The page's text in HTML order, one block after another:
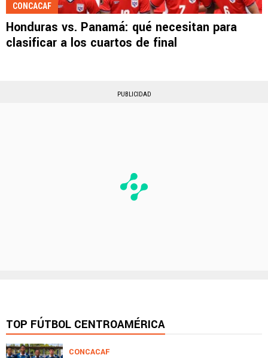
CONCACAF
Honduras vs. Panamá: qué necesitan para
clasificar a los cuartos de final
PUBLICIDAD
TOP FÚTBOL CENTROAMÉRICA
CONCACAF